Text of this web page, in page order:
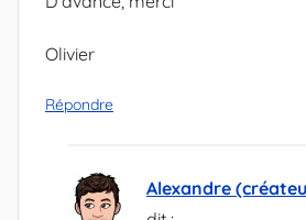
Olivier
Répondre
Alexandre